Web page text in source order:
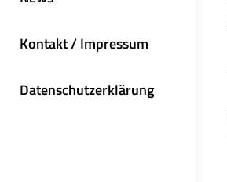
Kontakt / Impressum
Datenschutzerklärung